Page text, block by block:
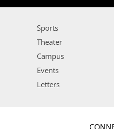
Sports
Theater
Campus
Events
Letters